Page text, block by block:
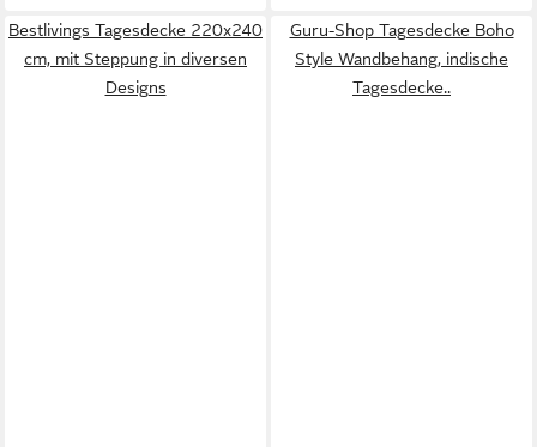
Bestlivings Tagesdecke 220x240
cm, mit Steppung in diversen
Designs
Guru-Shop Tagesdecke Boho
Style Wandbehang, indische
Tagesdecke..